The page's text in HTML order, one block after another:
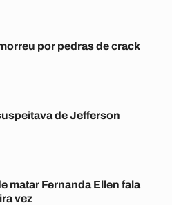
por pedras de crack
de Jefferson
matar Fernanda Ellen fala
vez